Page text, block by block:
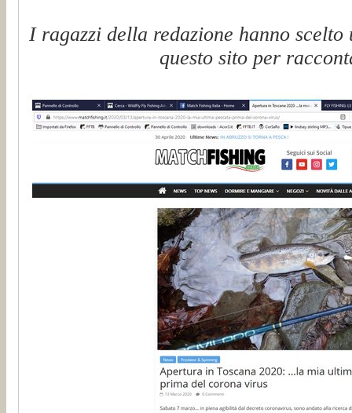
I ragazzi della redazione hanno
questo sito per